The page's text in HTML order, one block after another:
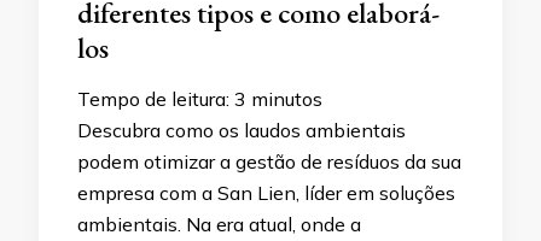
diferentes tipos e como elaborá-
los
Tempo de leitura: 3 minutos
Descubra como os laudos ambientais
podem otimizar a gestão de resíduos da sua
empresa com a San Lien, líder em soluções
ambientais. Na era atual, onde a